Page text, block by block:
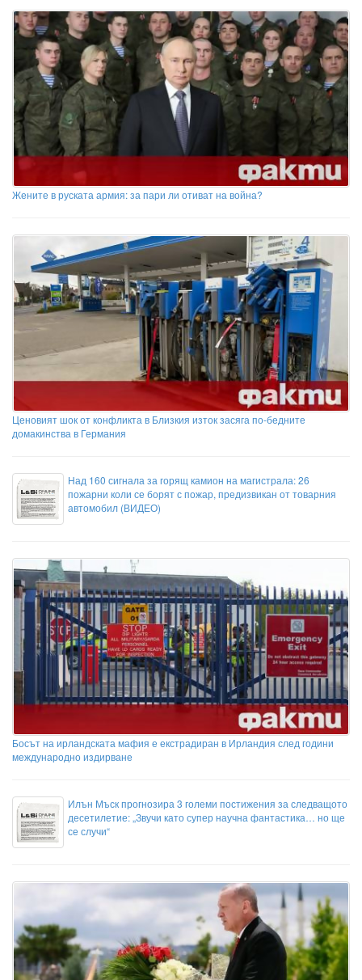
Жените в руската армия: за пари ли отиват на война?
Ценовият шок от конфликта в Близкия изток засяга по-бедните
домакинства в Германия
Над 160 сигнала за горящ камион на магистрала: 26
пожарни коли се борят с пожар, предизвикан от товарния
автомобил (ВИДЕО)
Босът на ирландската мафия е екстрадиран в Ирландия след години
международно издирване
Илън Мъск прогнозира 3 големи постижения за следващото
десетилетие: „Звучи като супер научна фантастика… но ще
се случи“